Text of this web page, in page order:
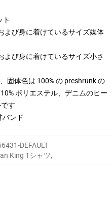
ト
よび身に着けているサイズ媒体
び身に着けているサイズ小さ
固体色は 100% の preshrunk の
ポリエステル、デニムのヒー
す
バンド
DEFAULT
King Tシャツ,